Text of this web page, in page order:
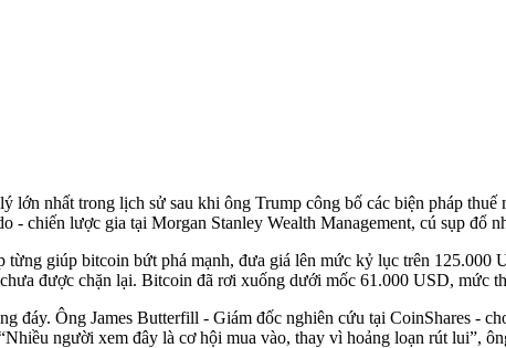
lớn nhất trong lịch sử sau khi ông Trump công bố các biện pháp
- chiến lược gia tại Morgan Stanley Wealth Management, cú sụp đổ
giúp bitcoin bứt phá mạnh, đưa giá lên mức kỷ lục trên 125.000
được chặn lại. Bitcoin đã rơi xuống dưới mốc 61.000 USD, mức
đáy. Ông James Butterfill - Giám đốc nghiên cứu tại CoinShares -
người xem đây là cơ hội mua vào, thay vì hoảng loạn rút lui”,